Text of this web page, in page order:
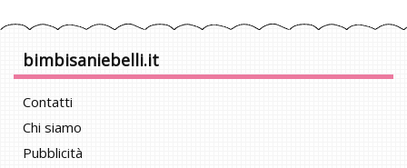
bimbisaniebelli.it
Contatti
Chi siamo
Pubblicità